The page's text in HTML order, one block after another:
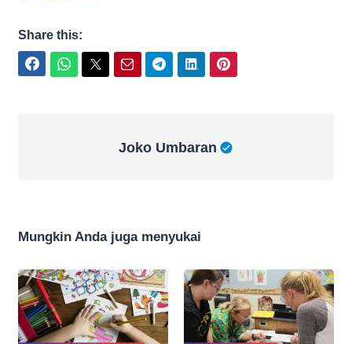
Share this:
Joko Umbaran
Mungkin Anda juga menyukai